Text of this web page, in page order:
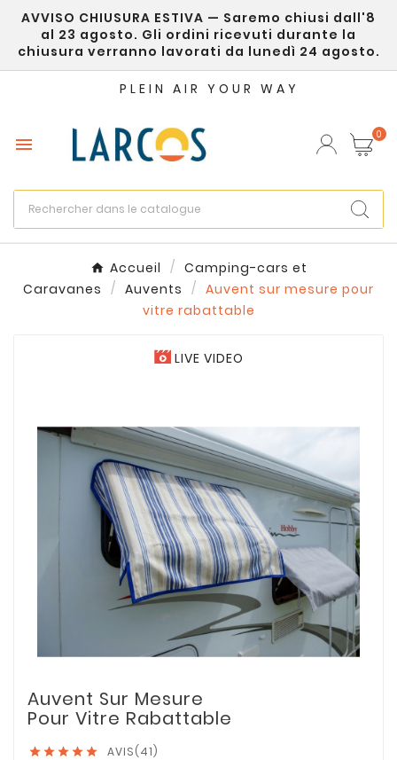
AVVISO CHIUSURA ESTIVA — Saremo chiusi dall'8
al 23 agosto. Gli ordini ricevuti durante la
chiusura verranno lavorati da lunedì 24 agosto.
PLEIN AIR YOUR WAY
 0
Accueil
Camping-cars et
Caravanes
Auvents
Auvent sur mesure pour
vitre rabattable
LIVE VIDEO
Auvent Sur Mesure
Pour Vitre Rabattable
     AVIS(41)
Créer une liste d'envies ×
Nom de la liste d'envies
Annuler Créer une liste d'envies